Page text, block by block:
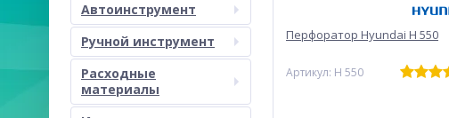
Автоинструмент
Ручной инструмент
Расходные
материалы
Перфоратор Hyundai H 550
Артикул: H 550